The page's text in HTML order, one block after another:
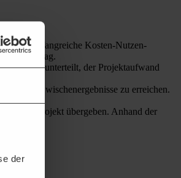
der
eine umfangreiche Kosten-Nutzen-
unterteilt, der Projektaufwand
als Zwischenergebnisse zu erreichen.
das Projekt übergeben. Anhand der